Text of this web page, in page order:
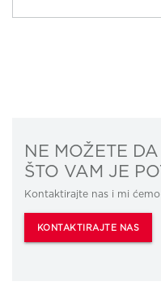
NE MOŽETE
ŠTO VAM JE
Kontaktirajte nas i mi
KONTAKTIRAJTE NAS